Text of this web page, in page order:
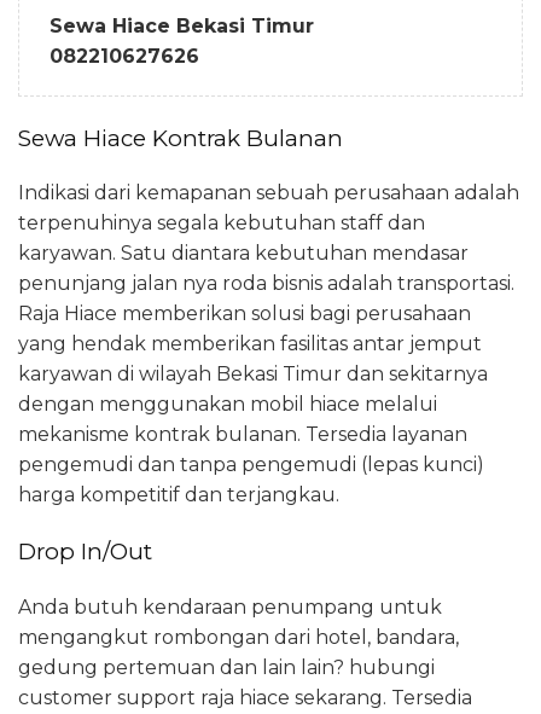
Sewa Hiace Bekasi Timur
082210627626
Sewa Hiace Kontrak Bulanan
Indikasi dari kemapanan sebuah perusahaan adalah
terpenuhinya segala kebutuhan staff dan
karyawan. Satu diantara kebutuhan mendasar
penunjang jalan nya roda bisnis adalah transportasi.
Raja Hiace memberikan solusi bagi perusahaan
yang hendak memberikan fasilitas antar jemput
karyawan di wilayah Bekasi Timur dan sekitarnya
dengan menggunakan mobil hiace melalui
mekanisme kontrak bulanan. Tersedia layanan
pengemudi dan tanpa pengemudi (lepas kunci)
harga kompetitif dan terjangkau.
Drop In/Out
Anda butuh kendaraan penumpang untuk
mengangkut rombongan dari hotel, bandara,
gedung pertemuan dan lain lain? hubungi
customer support raja hiace sekarang. Tersedia